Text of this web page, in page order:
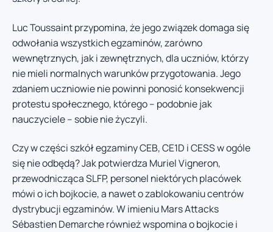
Luc Toussaint przypomina, że jego związek domaga się
odwołania wszystkich egzaminów, zarówno
wewnętrznych, jak i zewnętrznych, dla uczniów, którzy
nie mieli normalnych warunków przygotowania. Jego
zdaniem uczniowie nie powinni ponosić konsekwencji
protestu społecznego, którego – podobnie jak
nauczyciele – sobie nie życzyli.
Czy w części szkół egzaminy CEB, CE1D i CESS w ogóle
się nie odbędą? Jak potwierdza Muriel Vigneron,
przewodnicząca SLFP, personel niektórych placówek
mówi o ich bojkocie, a nawet o zablokowaniu centrów
dystrybucji egzaminów. W imieniu Mars Attacks
Sébastien Demarche również wspomina o bojkocie i